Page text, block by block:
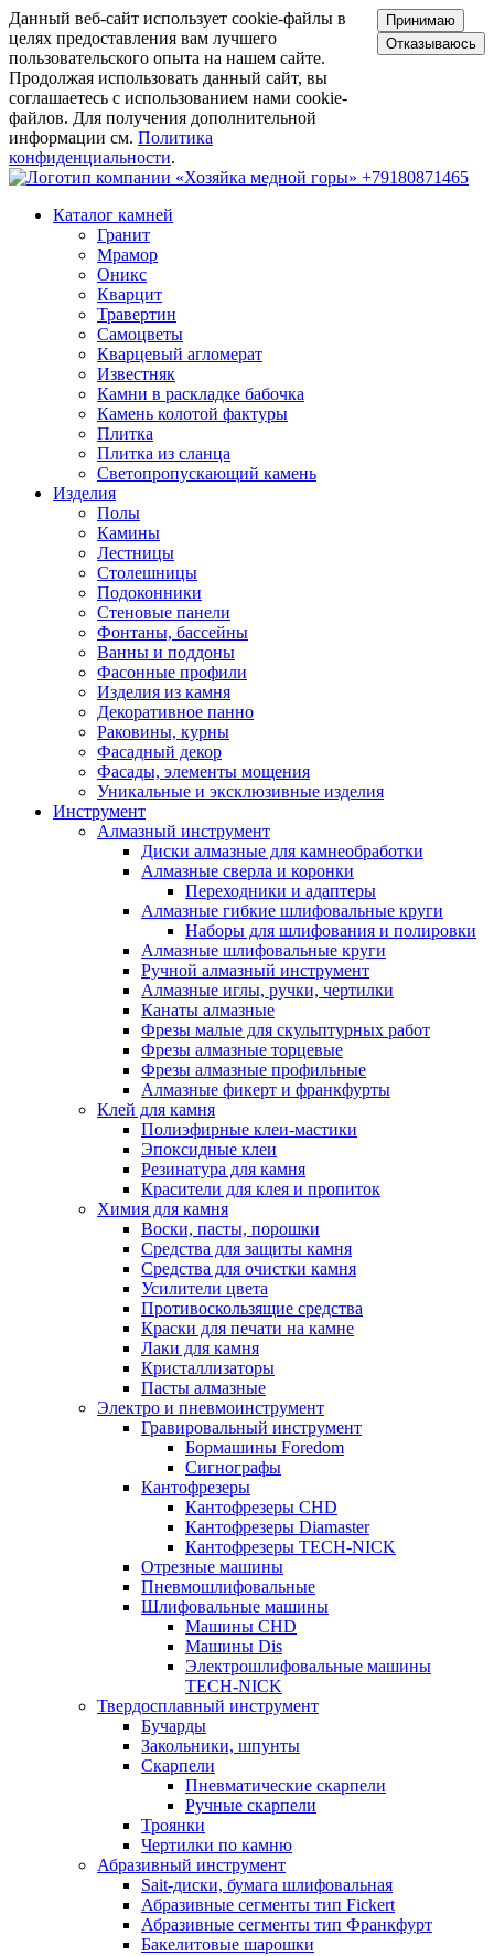
Данный веб-сайт использует cookie-файлы в
целях предоставления вам лучшего
пользовательского опыта на нашем сайте.
Продолжая использовать данный сайт, вы
соглашаетесь с использованием нами cookie-
файлов. Для получения дополнительной
информации см. Политика
конфиденциальности.
Принимаю
Отказываюсь
+79180871465
Каталог камней
Гранит
Мрамор
Оникс
Кварцит
Травертин
Самоцветы
Кварцевый агломерат
Известняк
Камни в раскладке бабочка
Камень колотой фактуры
Плитка
Плитка из сланца
Светопропускающий камень
Изделия
Полы
Камины
Лестницы
Столешницы
Подоконники
Стеновые панели
Фонтаны, бассейны
Ванны и поддоны
Фасонные профили
Изделия из камня
Декоративное панно
Раковины, курны
Фасадный декор
Фасады, элементы мощения
Уникальные и эксклюзивные изделия
Инструмент
Алмазный инструмент
Диски алмазные для камнеобработки
Алмазные сверла и коронки
Переходники и адаптеры
Алмазные гибкие шлифовальные круги
Наборы для шлифования и полировки
Алмазные шлифовальные круги
Ручной алмазный инструмент
Алмазные иглы, ручки, чертилки
Канаты алмазные
Фрезы малые для скульптурных работ
Фрезы алмазные торцевые
Фрезы алмазные профильные
Алмазные фикерт и франкфурты
Клей для камня
Полиэфирные клеи-мастики
Эпоксидные клеи
Резинатура для камня
Красители для клея и пропиток
Химия для камня
Воски, пасты, порошки
Средства для защиты камня
Средства для очистки камня
Усилители цвета
Противоскользящие средства
Краски для печати на камне
Лаки для камня
Кристаллизаторы
Пасты алмазные
Электро и пневмоинструмент
Гравировальный инструмент
Бормашины Foredom
Сигнографы
Кантофрезеры
Кантофрезеры CHD
Кантофрезеры Diamaster
Кантофрезеры TECH-NICK
Отрезные машины
Пневмошлифовальные
Шлифовальные машины
Машины CHD
Машины Dis
Электрошлифовальные машины
TECH-NICK
Твердосплавный инструмент
Бучарды
Закольники, шпунты
Скарпели
Пневматические скарпели
Ручные скарпели
Троянки
Чертилки по камню
Абразивный инструмент
Sait-диски, бумага шлифовальная
Абразивные сегменты тип Fickert
Абразивные сегменты тип Франкфурт
Бакелитовые шарошки